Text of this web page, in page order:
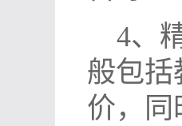
4、
般包括
价，同